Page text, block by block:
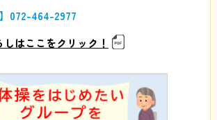
072-464-2977
はここをクリック！